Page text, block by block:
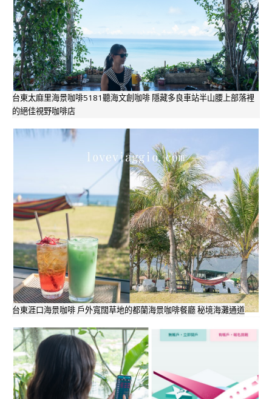
台東太麻里海景咖啡5181聽海文創咖啡 隱藏多良車站半山腰上部落裡
的絕佳視野咖啡店
台東涯口海景咖啡 戶外寬闊草地的都蘭海景咖啡餐廳 秘境海灘通道